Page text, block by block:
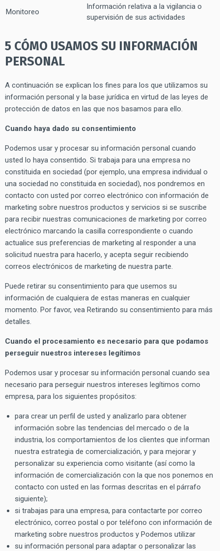
Monitoreo
Información relativa a la vigilancia o
supervisión de sus actividades
5 CÓMO USAMOS SU INFORMACIÓN
PERSONAL
A continuación se explican los fines para los que utilizamos su
información personal y la base jurídica en virtud de las leyes de
protección de datos en las que nos basamos para ello.
Cuando haya dado su consentimiento
Podemos usar y procesar su información personal cuando
usted lo haya consentido. Si trabaja para una empresa no
constituida en sociedad (por ejemplo, una empresa individual o
una sociedad no constituida en sociedad), nos pondremos en
contacto con usted por correo electrónico con información de
marketing sobre nuestros productos y servicios si se suscribe
para recibir nuestras comunicaciones de marketing por correo
electrónico marcando la casilla correspondiente o cuando
actualice sus preferencias de marketing al responder a una
solicitud nuestra para hacerlo, y acepta seguir recibiendo
correos electrónicos de marketing de nuestra parte.
Puede retirar su consentimiento para que usemos su
información de cualquiera de estas maneras en cualquier
momento. Por favor, vea Retirando su consentimiento para más
detalles.
Cuando el procesamiento es necesario para que podamos
perseguir nuestros intereses legítimos
Podemos usar y procesar su información personal cuando sea
necesario para perseguir nuestros intereses legítimos como
empresa, para los siguientes propósitos:
para crear un perfil de usted y analizarlo para obtener
información sobre las tendencias del mercado o de la
industria, los comportamientos de los clientes que informan
nuestra estrategia de comercialización, y para mejorar y
personalizar su experiencia como visitante (así como la
información de comercialización con la que nos ponemos en
contacto con usted en las formas descritas en el párrafo
siguiente);
si trabajas para una empresa, para contactarte por correo
electrónico, correo postal o por teléfono con información de
marketing sobre nuestros productos y Podemos utilizar
su información personal para adaptar o personalizar las